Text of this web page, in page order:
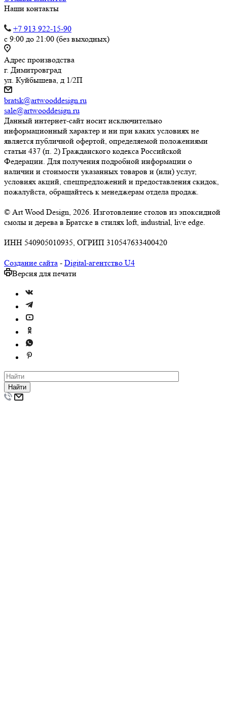
Наши контакты
+7 913 922-15-90
с 9:00 до 21:00 (без выходных)
Адрес производства
г. Димитровград
ул. Куйбышева, д 1/2П
bratsk@artwooddesign.ru
sale@artwooddesign.ru
Данный интернет-сайт носит исключительно
информационный характер и ни при каких условиях не
является публичной офертой, определяемой положениями
статьи 437 (п. 2) Гражданского кодекса Российской
Федерации. Для получения подробной информации о
наличии и стоимости указанных товаров и (или) услуг,
условиях акций, спецпредложений и предоставления скидок,
пожалуйста, обращайтесь к менеджерам отдела продаж.
© Art Wood Design, 2026. Изготовление столов из эпоксидной
смолы и дерева в Братске в стилях loft, industrial, live edge.
ИНН 540905010935, ОГРИП 310547633400420
Создание сайта - Digital-агентство U4
Версия для печати
Найти